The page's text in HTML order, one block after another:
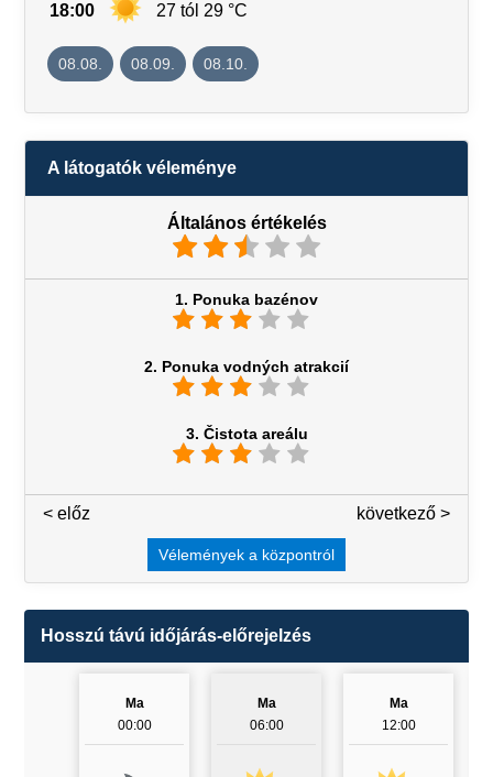
18:00 27 tól 29 °C
08.08. 08.09. 08.10.
A látogatók véleménye
Általános értékelés
1. Ponuka bazénov
2. Ponuka vodných atrakcií
3. Čistota areálu
következő >
< előz
Vélemények a központról
Hosszú távú időjárás-előrejelzés
Ma
00:00
Ma
06:00
Ma
12:00